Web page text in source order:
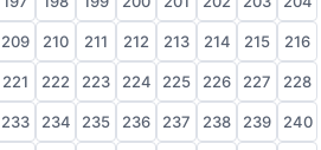
209 210 211 212 213 214 215 216
221 222 223 224 225 226 227 228
233 234 235 236 237 238 239 240